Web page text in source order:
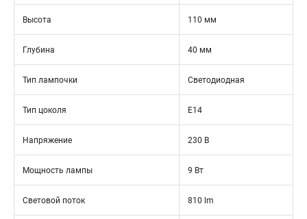
Высота 110 мм
Глубина 40 мм
Тип лампочки Светодиодная
Тип цоколя E14
Напряжение 230 В
Мощность лампы 9 Вт
Световой поток 810 lm